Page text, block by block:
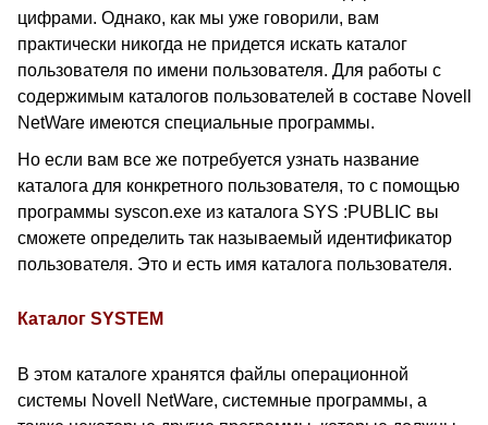
цифрами. Однако, как мы уже говорили, вам
практически никогда не придется искать каталог
пользователя по имени пользователя. Для работы с
содержимым каталогов пользователей в составе Novell
NetWare имеются специальные программы.
Но если вам все же потребуется узнать название
каталога для конкретного пользователя, то с помощью
программы syscon.exe из каталога SYS :PUBLIC вы
сможете определить так называемый идентификатор
пользователя. Это и есть имя каталога пользователя.
Каталог SYSTEM
В этом каталоге хранятся файлы операционной
системы Novell NetWare, системные программы, а